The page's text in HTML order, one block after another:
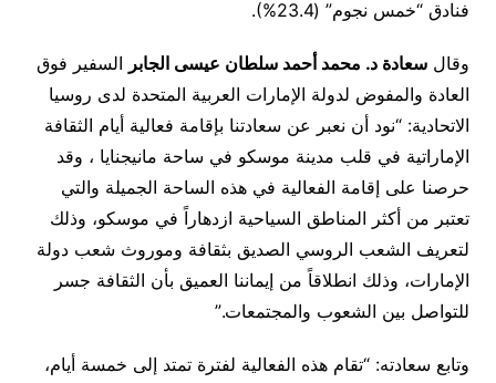
فنادق “خمس نجوم” (23.4%).
وقال سعادة د. محمد أحمد سلطان عيسى الجابر السفير فوق
العادة والمفوض لدولة الإمارات العربية المتحدة لدى روسيا
الاتحادية: “نود أن نعبر عن سعادتنا بإقامة فعالية أيام الثقافة
الإماراتية في قلب مدينة موسكو في ساحة مانيجنايا ، وقد
حرصنا على إقامة الفعالية في هذه الساحة الجميلة والتي
تعتبر من أكثر المناطق السياحية ازدهاراً في موسكو، وذلك
لتعريف الشعب الروسي الصديق بثقافة وموروث شعب دولة
الإمارات، وذلك انطلاقاً من إيماننا العميق بأن الثقافة جسر
للتواصل بين الشعوب والمجتمعات.”
وتابع سعادته: “تقام هذه الفعالية لفترة تمتد إلى خمسة أيام،